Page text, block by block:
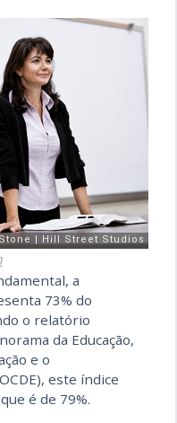
a
73% do
o relatório
da Educação,
e o
este índice
é de 79%.